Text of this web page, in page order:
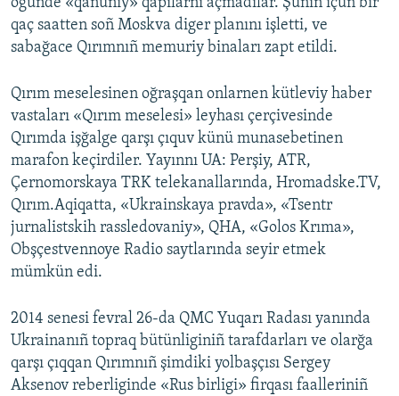
ögünde «qanuniy» qapılarnı açmadılar. Şunıñ içün bir
qaç saatten soñ Moskva diger planını işletti, ve
sabağace Qırımnıñ memuriy binaları zapt etildi.
Qırım meselesinen oğraşqan onlarnen kütleviy haber
vastaları «Qırım meselesi» leyhası çerçivesinde
Qırımda işğalge qarşı çıquv künü munasebetinen
marafon keçirdiler. Yayınnı UA: Perşiy, ATR,
Çernomorskaya TRK telekanallarında, Hromadske.TV,
Qırım.Aqiqatta, «Ukrainskaya pravda», «Tsentr
jurnalistskih rassledovaniy», QHA, «Golos Krıma»,
Obşçestvennoye Radio saytlarında seyir etmek
mümkün edi.
2014 senesi fevral 26-da QMC Yuqarı Radası yanında
Ukrainanıñ topraq bütünliginiñ tarafdarları ve olarğa
qarşı çıqqan Qırımnıñ şimdiki yolbaşçısı Sergey
Aksenov reberliginde «Rus birligi» firqası faalleriniñ